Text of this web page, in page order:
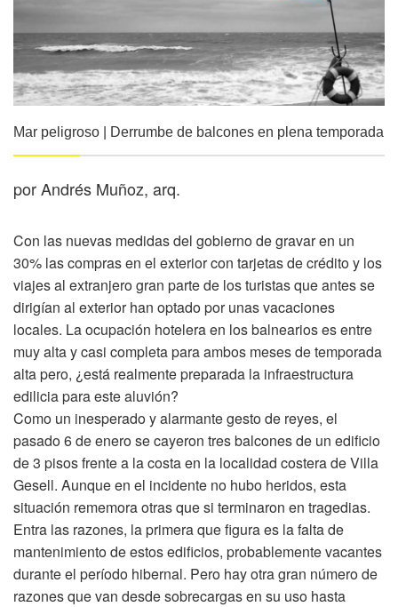
Mar peligroso | Derrumbe de balcones en plena temporada
por Andrés Muñoz, arq.
Con las nuevas medidas del gobierno de gravar en un
30% las compras en el exterior con tarjetas de crédito y los
viajes al extranjero gran parte de los turistas que antes se
dirigían al exterior han optado por unas vacaciones
locales. La ocupación hotelera en los balnearios es entre
muy alta y casi completa para ambos meses de temporada
alta pero, ¿está realmente preparada la infraestructura
edilicia para este aluvión?
Como un inesperado y alarmante gesto de reyes, el
pasado 6 de enero se cayeron tres balcones de un edificio
de 3 pisos frente a la costa en la localidad costera de Villa
Gesell. Aunque en el incidente no hubo heridos, esta
situación rememora otras que si terminaron en tragedias.
Entra las razones, la primera que figura es la falta de
mantenimiento de estos edificios, probablemente vacantes
durante el período hibernal. Pero hay otra gran número de
razones que van desde sobrecargas en su uso hasta